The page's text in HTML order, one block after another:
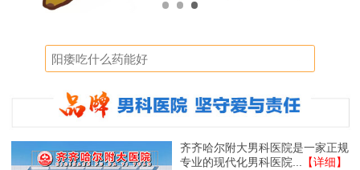
齐齐哈尔附大男科医院是一家正规
专业的现代化男科医院...
【详细】